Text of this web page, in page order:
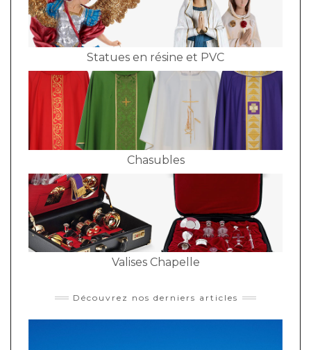
Statues en résine et PVC
Chasubles
Valises Chapelle
Découvrez nos derniers articles